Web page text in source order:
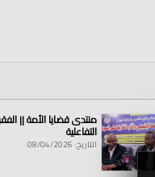
منتدى قضايا الأمة ||
التفاعلية
التاريخ: 08/04/2026